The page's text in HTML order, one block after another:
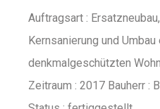
Auftragsart :
Kernsanierung und Umbau
denkmalgeschützten
Zeitraum : 2017 Bauherr :